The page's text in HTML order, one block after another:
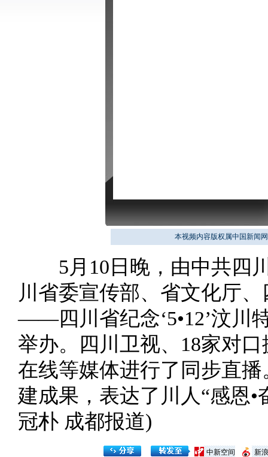
本视频内容版权属中国新闻
5月10日晚，由中共四川
川省委宣传部、省文化厅
——四川省纪念‘5•12’汶川
举办。四川卫视、18家对
在线等媒体进行了同步直
建成果，表达了川人“感恩
冠朴 成都报道)
新
中新空间